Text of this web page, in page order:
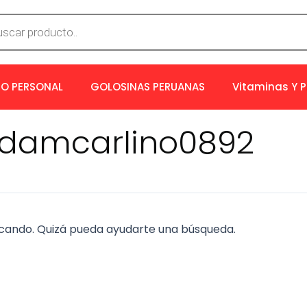
PERSONAL GOLOSINAS PERUANAS Vitaminas Y
Quizá pueda ayudarte una búsqueda.